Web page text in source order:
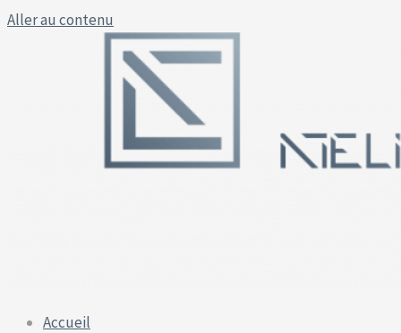
Aller au contenu
Accueil